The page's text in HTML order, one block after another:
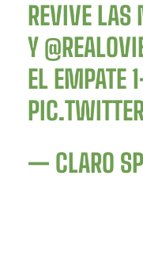
REVIVE LAS
Y
EL EMPATE
— CLARO